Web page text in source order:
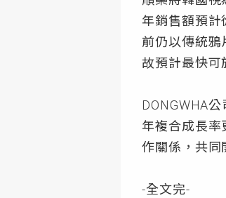
年銷售額預計
前仍以傳統鴉
故預計最快可
DONGWHA
年複合成長率
作關係，共同
-全文完-